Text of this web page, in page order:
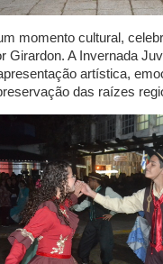
momento cultural,
Girardon. A Invernada
artística,
das raízes